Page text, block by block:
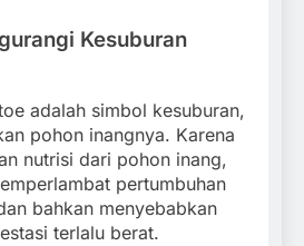
Kesuburan
adalah simbol kesuburan,
pohon inangnya. Karena
nutrisi dari pohon inang,
pertumbuhan
bahkan menyebabkan
terlalu berat.